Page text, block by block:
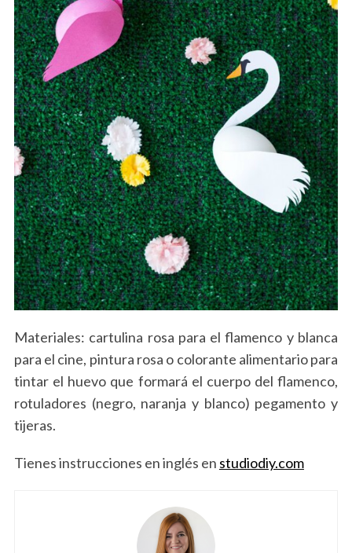
Materiales: cartulina rosa para el flamenco y blanca
para el cine, pintura rosa o colorante alimentario para
tintar el huevo que formará el cuerpo del flamenco,
rotuladores (negro, naranja y blanco) pegamento y
tijeras.
Tienes instrucciones en inglés en studiodiy.com